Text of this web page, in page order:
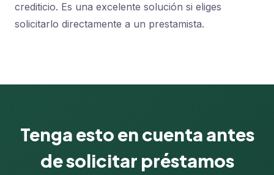
crediticio. Es una excelente solución si eliges
solicitarlo directamente a un prestamista.
Tenga esto en cuenta antes
de solicitar préstamos